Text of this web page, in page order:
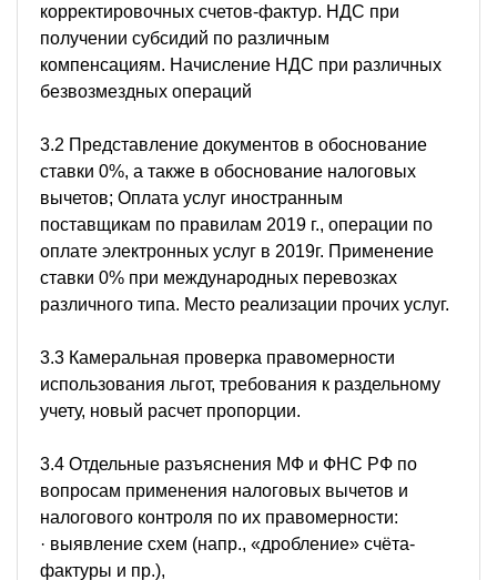
корректировочных счетов-фактур. НДС при
получении субсидий по различным
компенсациям. Начисление НДС при различных
безвозмездных операций
3.2 Представление документов в обоснование
ставки 0%, а также в обоснование налоговых
вычетов; Оплата услуг иностранным
поставщикам по правилам 2019 г., операции по
оплате электронных услуг в 2019г. Применение
ставки 0% при международных перевозках
различного типа. Место реализации прочих услуг.
3.3 Камеральная проверка правомерности
использования льгот, требования к раздельному
учету, новый расчет пропорции.
3.4 Отдельные разъяснения МФ и ФНС РФ по
вопросам применения налоговых вычетов и
налогового контроля по их правомерности:
· выявление схем (напр., «дробление» счёта-
фактуры и пр.),